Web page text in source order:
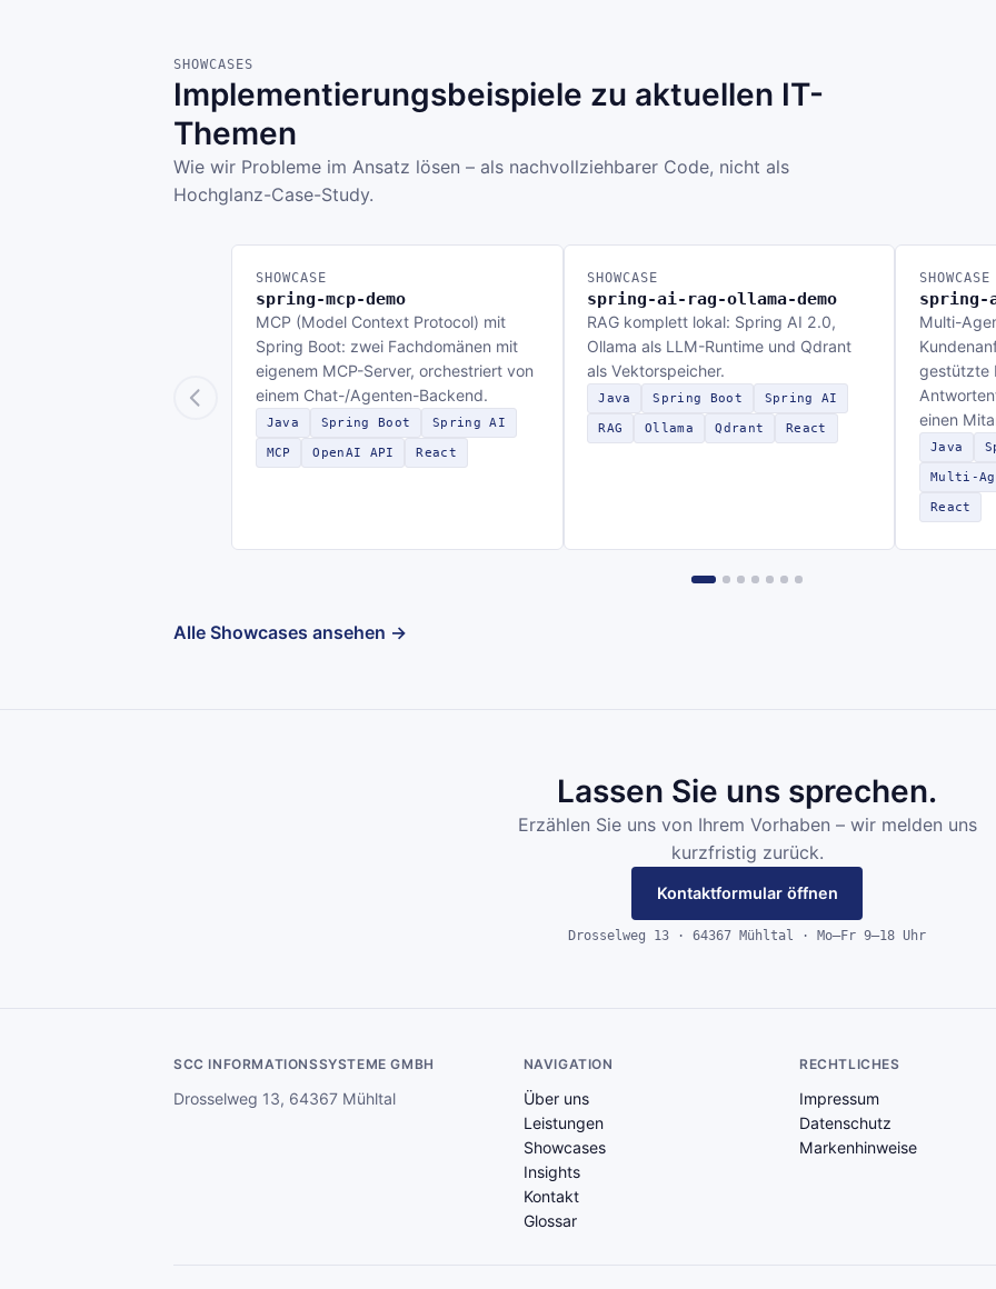
SHOWCASES
Implementierungsbeispiele zu aktuellen IT-
Themen
Wie wir Probleme im Ansatz lösen – als nachvollziehbarer Code, nicht als
Hochglanz-Case-Study.
SHOWCASE
spring-mcp-demo
MCP (Model Context Protocol) mit
Spring Boot: zwei Fachdomänen mit
eigenem MCP-Server, orchestriert von
einem Chat-/Agenten-Backend.
Java Spring Boot Spring AI
MCP OpenAI API React
SHOWCASE
spring-ai-rag-ollama-demo
RAG komplett lokal: Spring AI 2.0,
Ollama als LLM-Runtime und Qdrant
als Vektorspeicher.
Java Spring Boot Spring AI
RAG Ollama Qdrant React
SHOWCASE
spring-
Multi-
gestützte
einen
Java
Multi-
React
Alle Showcases ansehen →
Lassen Sie uns sprechen.
Erzählen Sie uns von Ihrem Vorhaben – wir melden uns
kurzfristig zurück.
Kontaktformular öffnen
Drosselweg 13 · 64367 Mühltal · Mo–Fr 9–18 Uhr
SCC INFORMATIONSSYSTEME GMBH
Drosselweg 13, 64367 Mühltal
NAVIGATION
Über uns
Leistungen
Showcases
Insights
Kontakt
Glossar
RECHTLICHES
Impressum
Datenschutz
Markenhinweise